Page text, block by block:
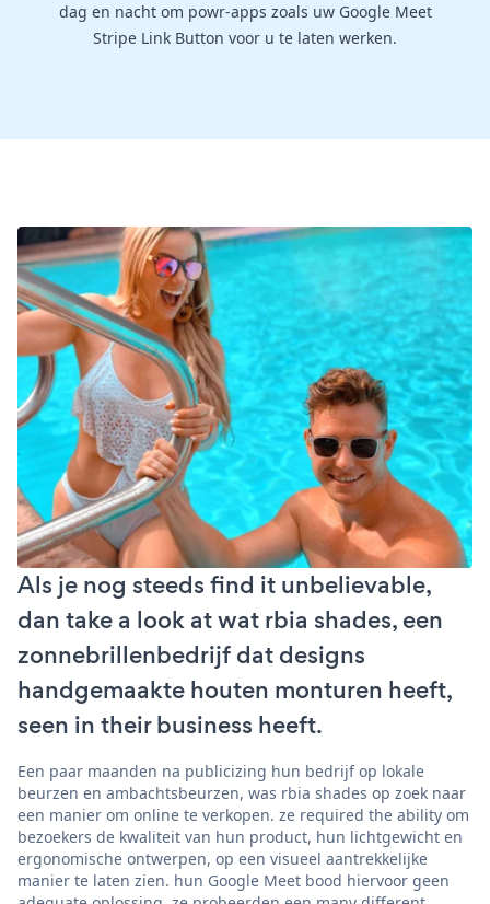
dag en nacht om powr-apps zoals uw Google Meet
Stripe Link Button voor u te laten werken.
Als je nog steeds find it unbelievable,
dan take a look at wat rbia shades, een
zonnebrillenbedrijf dat designs
handgemaakte houten monturen heeft,
seen in their business heeft.
Een paar maanden na publicizing hun bedrijf op lokale
beurzen en ambachtsbeurzen, was rbia shades op zoek naar
een manier om online te verkopen. ze required the ability om
bezoekers de kwaliteit van hun product, hun lichtgewicht en
ergonomische ontwerpen, op een visueel aantrekkelijke
manier te laten zien. hun Google Meet bood hiervoor geen